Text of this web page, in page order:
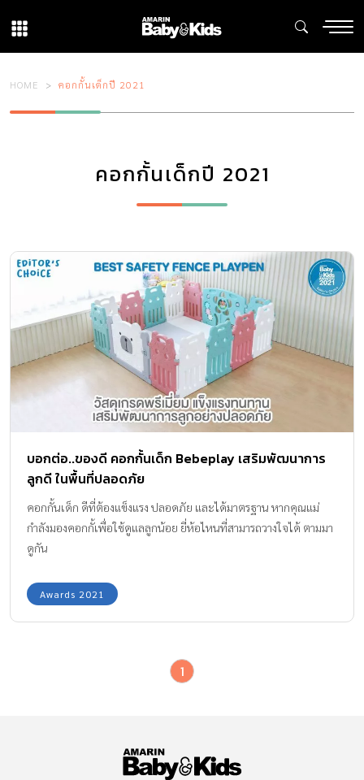
HOME คอกกั้นเด็กปี 2021
คอกกั้นเด็กปี 2021
บอกต่อ..ของดี คอกกั้นเด็ก Bebeplay เสริมพัฒนาการ
ลูกดี ในพื้นที่ปลอดภัย
คอกกั้นเด็ก ดีที่ต้องแข็งแรง ปลอดภัย และได้มาตรฐาน หากคุณแม่
กำลังมองคอกกั้เพื่อใช้ดูแลลูกน้อย ยี่ห้อไหนที่สามารถวางใจได้ ตามมา
ดูกัน
Awards 2021
1